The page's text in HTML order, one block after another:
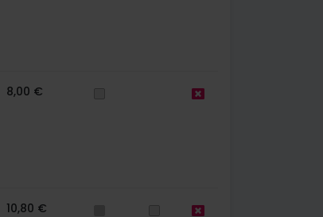
8,00 €
10,80 €